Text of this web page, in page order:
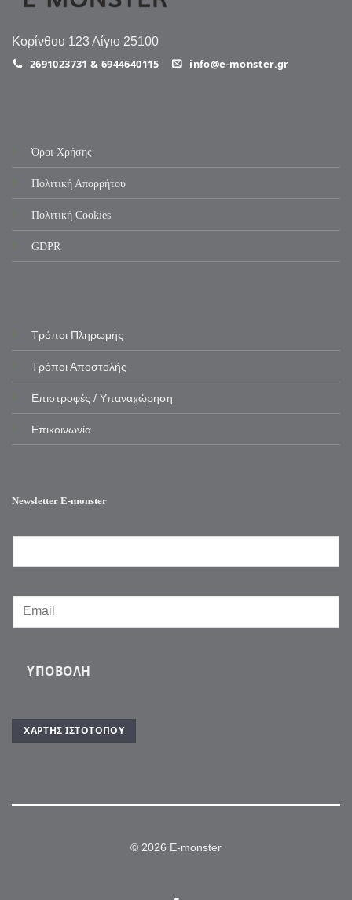
Κορίνθου 123 Αίγιο 25100
2691023731 & 6944640115 info@e-monster.gr
Όροι Χρήσης
Πολιτική Απορρήτου
Πολιτική Cookies
GDPR
Τρόποι Πληρωμής
Τρόποι Αποστολής
Επιστροφές / Υπαναχώρηση
Επικοινωνία
Newsletter E-monster
ΥΠΟΒΟΛΉ
ΧΆΡΤΗΣ ΙΣΤΌΤΟΠΟΥ
© 2026 E-monster